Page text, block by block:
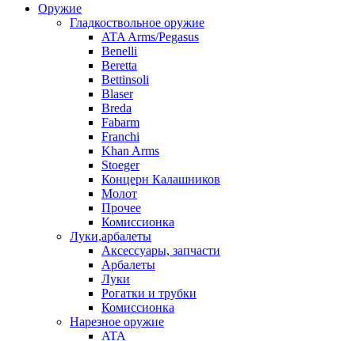
Оружие
Гладкоствольное оружие
ATA Arms/Pegasus
Benelli
Beretta
Bettinsoli
Blaser
Breda
Fabarm
Franchi
Khan Arms
Stoeger
Концерн Калашников
Молот
Прочее
Комиссионка
Луки,арбалеты
Аксессуары, запчасти
Арбалеты
Луки
Рогатки и трубки
Комиссионка
Нарезное оружие
ATA